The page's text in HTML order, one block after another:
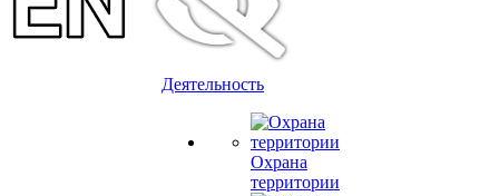
Деятельность
Охрана
территории